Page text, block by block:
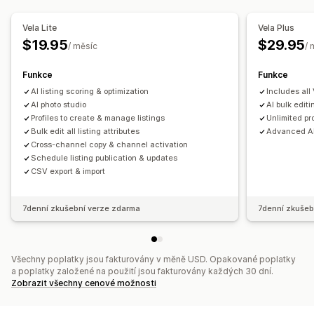
Aktualizace SEO
Import a export CSV
Migrace dat
Synchronizace dat
Vrácení zpět
Řízení objednávek
Synchronizace sledování
Synchronizace skladových zásob
Vela Lite
$19.95/ měsíc
Funkce
AI listing scoring & optimization
AI photo studio
Profiles to create & manage listings
Bulk edit all listing attributes
Cross-channel copy & channel activation
Schedule listing publication & updates
CSV export & import
7denní zkušební verze zdarma
Vela Plus
$29.95/
Funkce
Includes all
AI bulk
Unlimited
Advanced
7denní
Všechny poplatky jsou fakturovány v měně USD. Opakované poplatky
a poplatky založené na použití jsou fakturovány každých 30 dní.
Zobrazit všechny cenové možnosti